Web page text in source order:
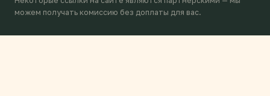
можем получать комиссию без доплаты для вас.